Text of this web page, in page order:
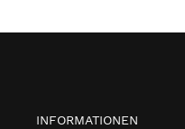
INFORMATIONEN